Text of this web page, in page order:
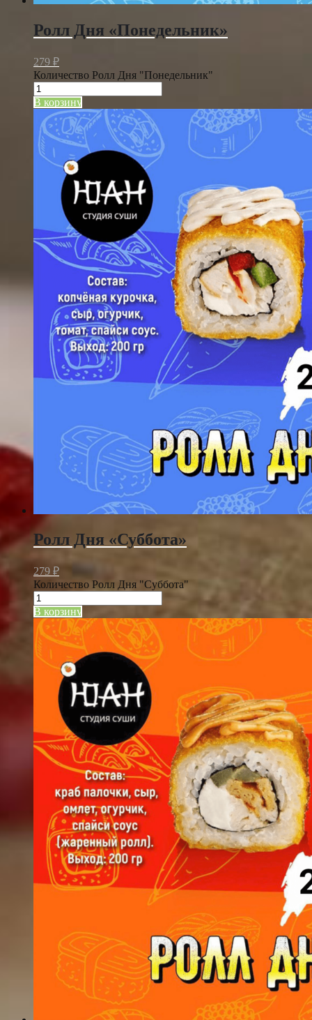
Ролл Дня «Понедельник»
279 ₽
Количество Ролл Дня "Понедельник"
В корзину
Ролл Дня «Суббота»
279 ₽
Количество Ролл Дня "Суббота"
В корзину